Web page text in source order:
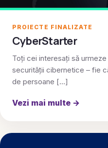
PROIECTE FINALIZATE
CyberStarter
Toți cei interesați să
securității cibernetice – fie
de persoane […]
Vezi mai multe →